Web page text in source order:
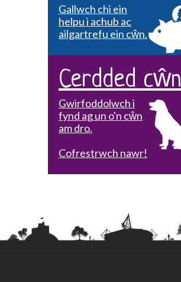
Gallwch chi ein
helpu i achub ac
ailgartrefu ein cŵn.
Cerdded cŵn
Gwirfoddolwch i
fynd ag un o'n cŵn
am dro.
Cofrestrwch nawr!